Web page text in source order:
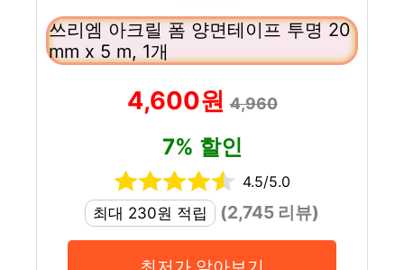
쓰리엠 아크릴 폼 양면테이프 투명 20
mm x 5 m, 1개
4,600원4,960
7% 할인
4.5/5.0
최대 230원 적립
(2,745 리뷰)